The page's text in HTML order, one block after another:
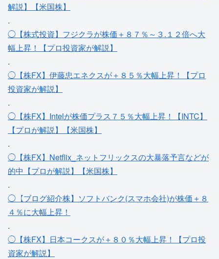
解説】【米国株】
.
◯【株式投資】フジクラが株価＋８７％～３.１２倍へ大
幅上昇！【プロ投資家が解説】
.
◯【株FX】伊藤忠エネクスが＋８５％大幅上昇！【プロ
投資家が解説】
.
◯【株FX】Intelが株価プラス７５％大幅上昇！【INTC】
【プロが解説】【米国株】
.
◯【株FX】Netflix_ネットフリックスの大暴落予言などが
的中【プロが解説】【米国株】
.
◯【ブログ紹介株】ソフトバンク(スマホ会社)が株価＋８
４％に大幅上昇！
.
◯【株FX】日本コークスが＋８０％大幅上昇！【プロ投
資家が解説】